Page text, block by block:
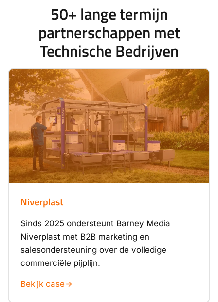
50+ lange termijn
partnerschappen met
Technische Bedrijven
Niverplast
Sinds 2025 ondersteunt Barney Media
Niverplast met B2B marketing en
salesondersteuning over de volledige
commerciële pijplijn.
Bekijk case